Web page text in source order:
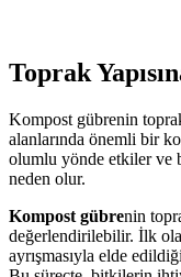
Toprak
Kompost gübrenin
alanlarında önemli bir
olumlu yönde etkiler ve
neden olur.
Kompost gübrenin
değerlendirilebilir. İlk
ayrışmasıyla elde